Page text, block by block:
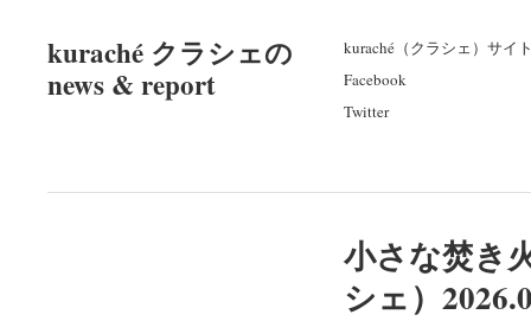
kuraché クラシェの
news & report
kuraché（クラシェ）サイ
Facebook
Twitter
小さな焚き
シェ）